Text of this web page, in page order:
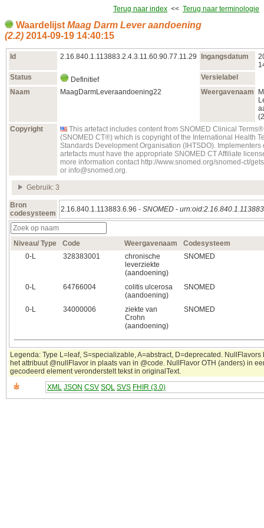
Terug naar index << Terug naar terminologie
Waardelijst Maag Darm Lever aandoening
(2.2) 2014‑09‑19 14:40:15
Id 2.16.840.1.113883.2.4.3.11.60.90.77.11.29 Ingangsdatum
Status
Definitief
Versielabel
Naam
MaagDarmLeveraandoening22 Weergavenaam
Copyright
This artefact includes content from SNOMED Clinical Terms®
(SNOMED CT®) which is copyright of the International Health
Standards Development Organisation (IHTSDO). Implementers
artefacts must have the appropriate SNOMED CT Affiliate
more information contact http://www.snomed.org/snomed-ct/
or info@snomed.org.
Gebruik: 3
Bron
codesysteem
2.16.840.1.113883.6.96 - SNOMED -
Niveau/ Type Code Weergavenaam
Codesysteem
0‑L
328383001
chronische
leverziekte
(aandoening)
SNOMED
0‑L 64766004
colitis ulcerosa
(aandoening)
SNOMED
0‑L 34000006
ziekte van
Crohn
(aandoening)
SNOMED
Legenda: Type L=leaf, S=specializable, A=abstract, D=deprecated. NullFlavors
het attribuut @nullFlavor in plaats van in @code. NullFlavor OTH (anders) in
gecodeerd element veronderstelt tekst in originalText.
XML JSON CSV SQL SVS FHIR (3.0)